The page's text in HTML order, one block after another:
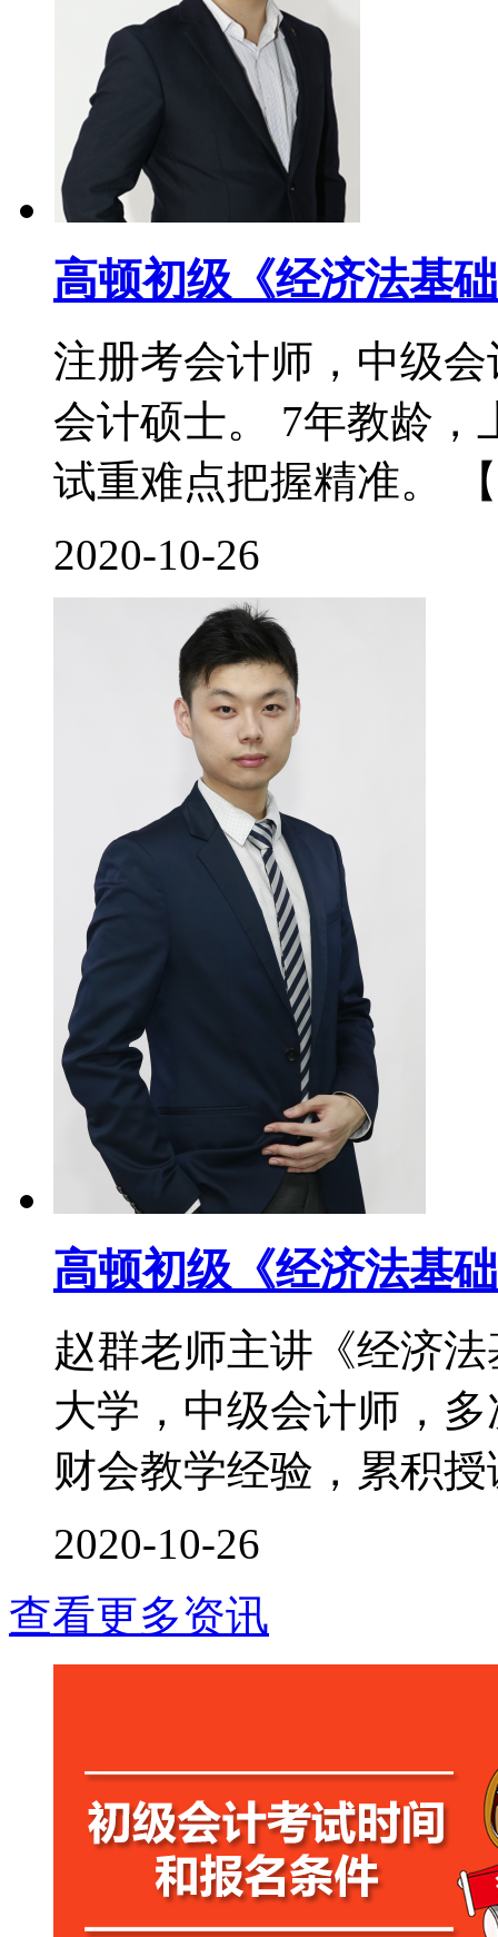
高顿初级《经济法基
注册考会计师，中级
会计硕士。 7年教龄
试重难点把握精准。
2020-10-26
高顿初级《经济法基
赵群老师主讲《经济
大学，中级会计师，
财会教学经验，累积
2020-10-26
查看更多资讯